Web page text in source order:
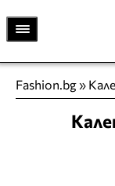
Fashion.bg»